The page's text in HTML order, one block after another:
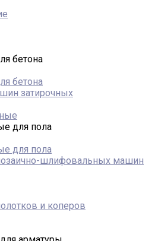
бетона
бетона
затирочных
для пола
для пола
шлифовальных машин
и коперов